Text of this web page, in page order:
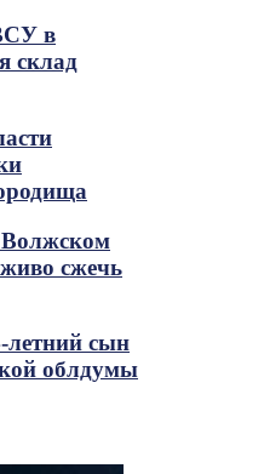
в
склад
Волжском
сжечь
сын
облдумы